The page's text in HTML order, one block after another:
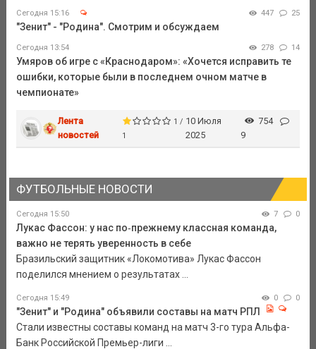
Сегодня 15:16 447 25
"Зенит" - "Родина". Смотрим и обсуждаем
Сегодня 13:54 278 14
Умяров об игре с «Краснодаром»: «Хочется исправить те
ошибки, которые были в последнем очном матче в
чемпионате»
Лента
новостей
1 /
1
10 Июля
2025
754
9
ФУТБОЛЬНЫЕ НОВОСТИ
Сегодня 15:50 7 0
Лукас Фассон: у нас по‑прежнему классная команда,
важно не терять уверенность в себе
Бразильский защитник «Локомотива» Лукас Фассон
поделился мнением о результатах ...
Сегодня 15:49 0 0
"Зенит" и "Родина" объявили составы на матч РПЛ
Стали известны составы команд на матч 3-го тура Альфа-
Банк Российской Премьер-лиги ...